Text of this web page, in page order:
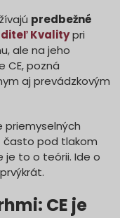
predbežné
Kvalitypri
ale na jeho
CE, pozná
aj prevádzkovým
priemyselných
často pod tlakom
je to o teórii. Ide o
CE je